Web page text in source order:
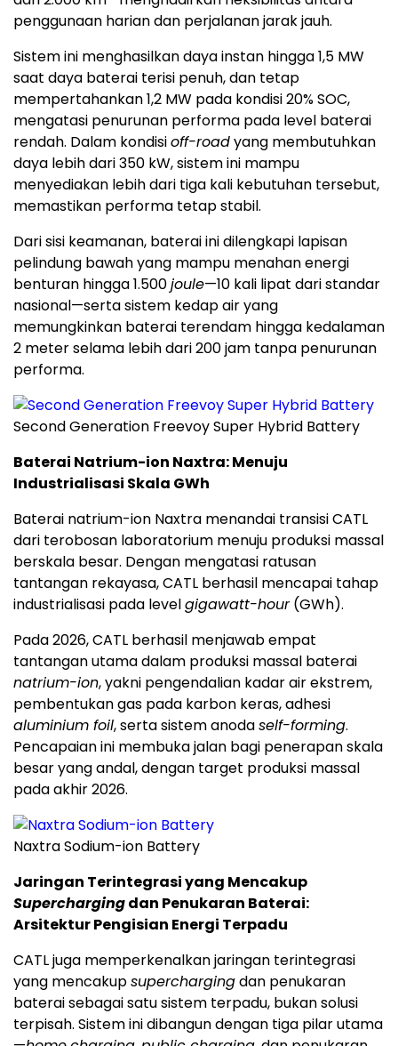
penggunaan harian dan perjalanan jarak jauh.
Sistem ini menghasilkan daya instan hingga 1,5 MW
saat daya baterai terisi penuh, dan tetap
mempertahankan 1,2 MW pada kondisi 20% SOC,
mengatasi penurunan performa pada level baterai
rendah. Dalam kondisioff-roadyang membutuhkan
daya lebih dari 350 kW, sistem ini mampu
menyediakan lebih dari tiga kali kebutuhan tersebut,
memastikan performa tetap stabil.
Dari sisi keamanan, baterai ini dilengkapi lapisan
pelindung bawah yang mampu menahan energi
benturan hingga 1.500joule—10 kali lipat dari standar
nasional—serta sistem kedap air yang
memungkinkan baterai terendam hingga kedalaman
2 meter selama lebih dari 200 jam tanpa penurunan
performa.
Second Generation Freevoy Super Hybrid Battery
Baterai Natrium-ion Naxtra: Menuju
Industrialisasi Skala GWh
Baterai natrium-ion Naxtra menandai transisi CATL
dari terobosan laboratorium menuju produksi massal
berskala besar. Dengan mengatasi ratusan
tantangan rekayasa, CATL berhasil mencapai tahap
industrialisasi pada levelgigawatt-hour(GWh).
Pada 2026, CATL berhasil menjawab empat
tantangan utama dalam produksi massal baterai
natrium-ion, yakni pengendalian kadar air ekstrem,
pembentukan gas pada karbon keras, adhesi
aluminium foil, serta sistem anodaself-forming.
Pencapaian ini membuka jalan bagi penerapan skala
besar yang andal, dengan target produksi massal
pada akhir 2026.
Naxtra Sodium-ion Battery
Jaringan Terintegrasi yang Mencakup
Superchargingdan Penukaran Baterai:
Arsitektur Pengisian Energi Terpadu
CATL juga memperkenalkan jaringan terintegrasi
yang mencakupsuperchargingdan penukaran
baterai sebagai satu sistem terpadu, bukan solusi
terpisah. Sistem ini dibangun dengan tiga pilar utama